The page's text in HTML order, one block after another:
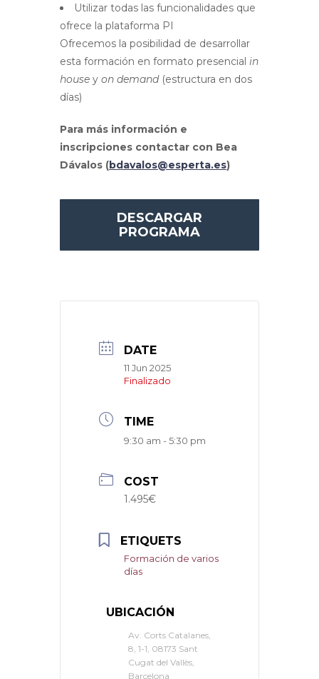
Utilizar todas las funcionalidades que
ofrece la plataforma PI
Ofrecemos la posibilidad de desarrollar
esta formación en formato presencial in
house y on demand(estructura en dos
días)
Para más información e
inscripciones contactar con Bea
Dávalos (bdavalos@esperta.es)
DESCARGAR
PROGRAMA
DATE
11 Jun 2025
Finalizado
TIME
9:30 am - 5:30 pm
COST
1.495€
ETIQUETS
Formación de varios
días
UBICACIÓN
Av. Corts Catalanes,
8, 1-1, 08173 Sant
Cugat del Vallès,
Barcelona